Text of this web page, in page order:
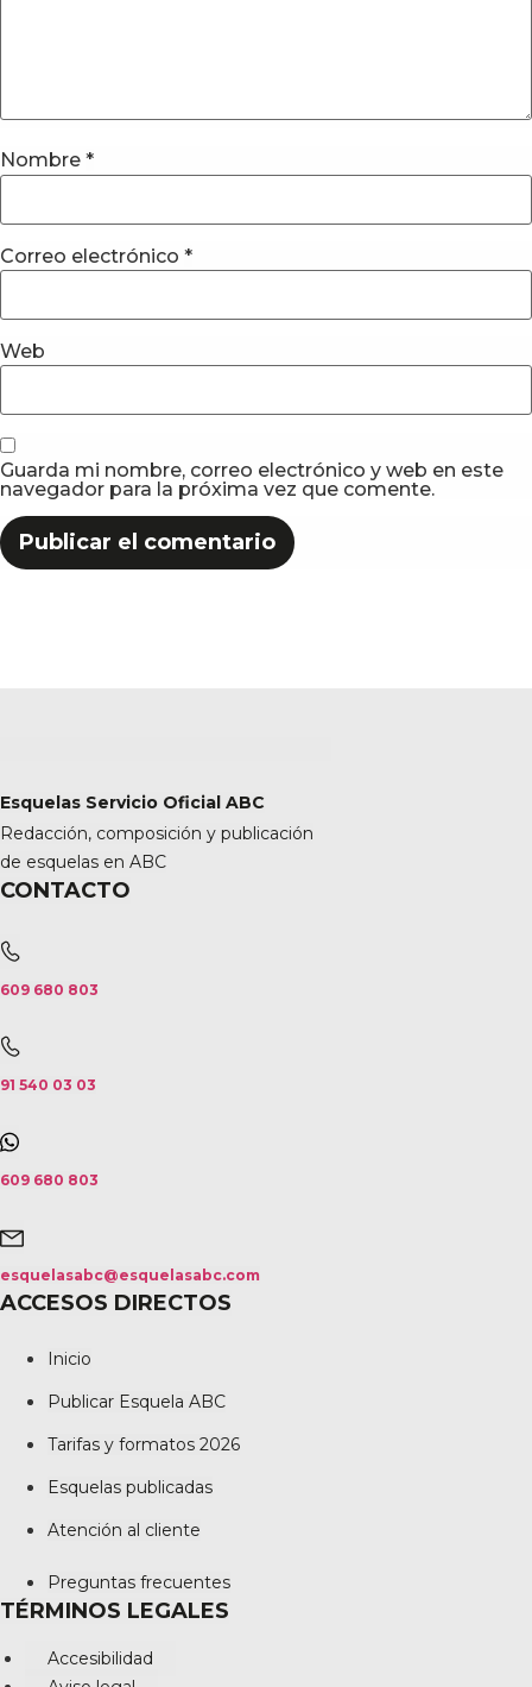
Nombre *
Correo electrónico *
Web
Guarda mi nombre, correo electrónico y web en este
navegador para la próxima vez que comente.
Esquelas Servicio Oficial ABC
Redacción, composición y publicación
de esquelas en ABC
CONTACTO
609 680 803
91 540 03 03
609 680 803
esquelasabc@esquelasabc.com
ACCESOS DIRECTOS
Inicio
Publicar Esquela ABC
Tarifas y formatos 2026
Esquelas publicadas
Atención al cliente
Preguntas frecuentes
TÉRMINOS LEGALES
Accesibilidad